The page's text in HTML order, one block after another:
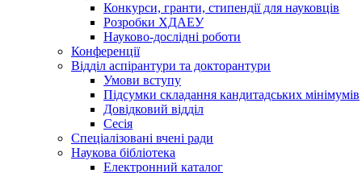
Конкурси, гранти, стипендії для науковців
Розробки ХДАЕУ
Науково-дослідні роботи
Конференції
Відділ аспірантури та докторантури
Умови вступу
Підсумки складання кандитадських мінімумів
Довідковий відділ
Сесія
Спеціалізовані вчені ради
Наукова бібліотека
Електронний каталог